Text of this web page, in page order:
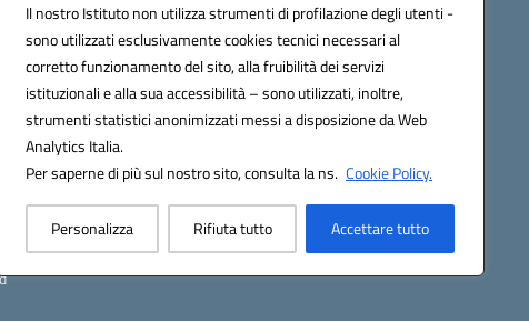
Il nostro Istituto non utilizza strumenti di profilazione degli utenti -
sono utilizzati esclusivamente cookies tecnici necessari al
corretto funzionamento del sito, alla fruibilità dei servizi
istituzionali e alla sua accessibilità – sono utilizzati, inoltre,
strumenti statistici anonimizzati messi a disposizione da Web
Analytics Italia.
Per saperne di più sul nostro sito, consulta la ns. Cookie Policy.
Personalizza Rifiuta tutto Accettare tutto
Gallery